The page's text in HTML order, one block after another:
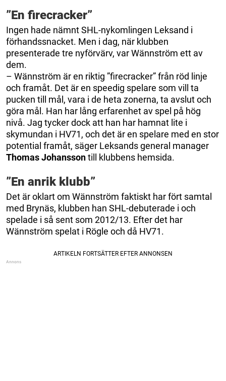
”En firecracker”
Ingen hade nämnt SHL-nykomlingen Leksand i
förhandssnacket. Men i dag, när klubben
presenterade tre nyförvärv, var Wännström ett av
dem.
– Wännström är en riktig ”firecracker” från röd linje
och framåt. Det är en speedig spelare som vill ta
pucken till mål, vara i de heta zonerna, ta avslut och
göra mål. Han har lång erfarenhet av spel på hög
nivå. Jag tycker dock att han har hamnat lite i
skymundan i HV71, och det är en spelare med en stor
potential framåt, säger Leksands general manager
Thomas Johanssontill klubbens hemsida.
”En anrik klubb”
Det är oklart om Wännström faktiskt har fört samtal
med Brynäs, klubben han SHL-debuterade i och
spelade i så sent som 2012/13. Efter det har
Wännström spelat i Rögle och då HV71.